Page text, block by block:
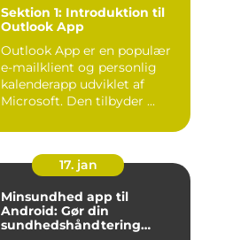
Sektion 1: Introduktion til
Outlook App
Outlook App er en populær
e-mailklient og personlig
kalenderapp udviklet af
Microsoft. Den tilbyder ...
17. jan
Minsundhed app til
Android: Gør din
sundhedshåndtering